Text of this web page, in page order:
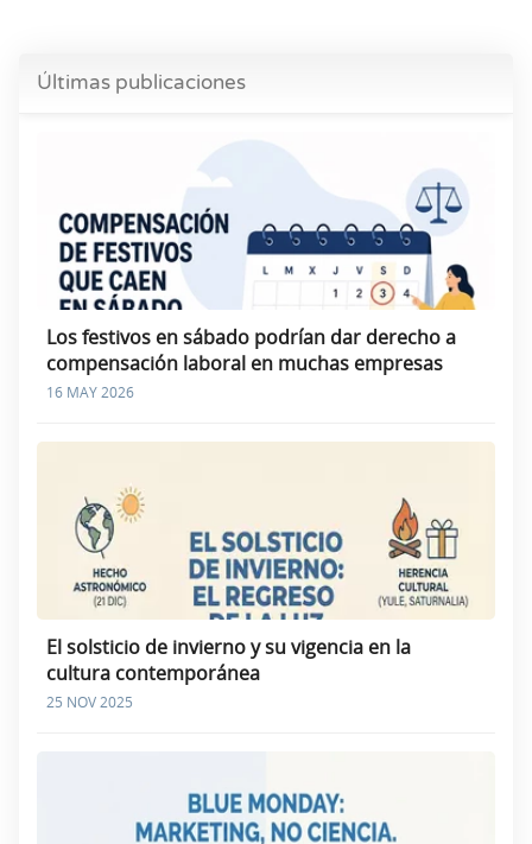
Últimas publicaciones
Los festivos en sábado podrían dar derecho a
compensación laboral en muchas empresas
16 MAY 2026
El solsticio de invierno y su vigencia en la
cultura contemporánea
25 NOV 2025